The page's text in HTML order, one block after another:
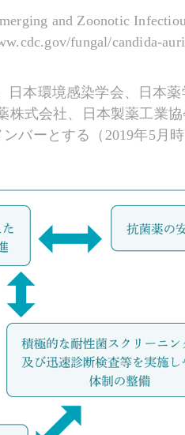
and Zoonotic
fungal/candida-
本環境感染学会、日本
式会社、日本製薬工業
バーとする（2019年5月時